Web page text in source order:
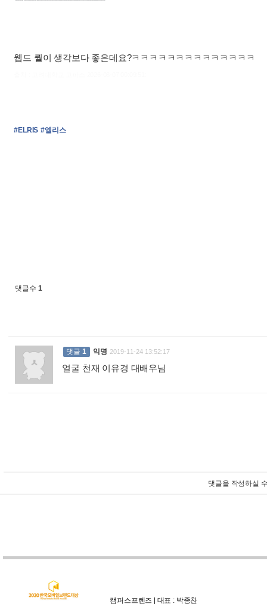
웹드 퀄이 생각보다 좋은데요?ㅋㅋㅋㅋㅋㅋㅋㅋㅋㅋㅋㅋㅋㅋ
#ELRIS #엘리스
댓글수 1
댓글 1 익명 2019-11-24 13:52:17
얼굴 천재 이유경 대배우님
댓글을 작성하실
캠퍼스프렌즈 | 대표 : 박종찬